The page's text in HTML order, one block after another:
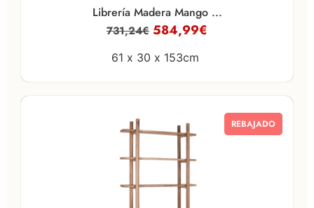
Librería Madera Mango ...
731,24€ 584,99€
61 x 30 x 153cm
REBAJADO